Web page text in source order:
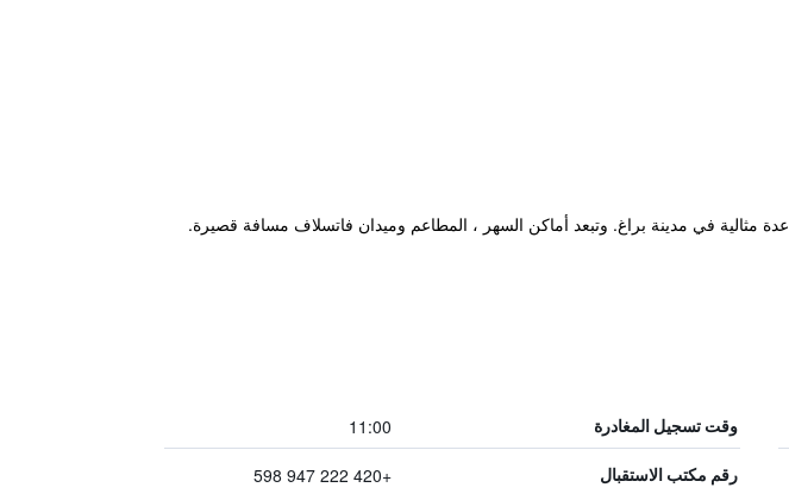
وقت تسجيل المغادرة 11:00
رقم مكتب الاستقبال +420 222 947 598